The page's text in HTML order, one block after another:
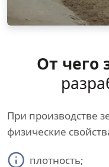
От чего
При производстве
физические
плотность;